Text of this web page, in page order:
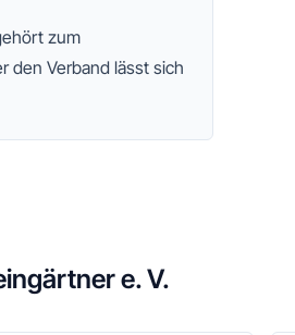
zum
den Verband lässt sich
e. V.